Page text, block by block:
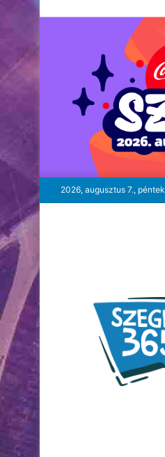
2026, augusztus 7., péntek